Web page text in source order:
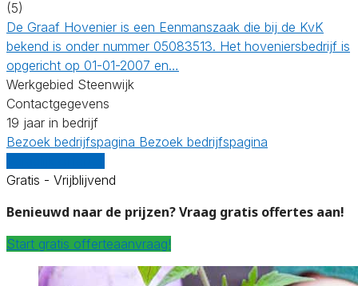
(5)
De Graaf Hovenier is een Eenmanszaak die bij de KvK
bekend is onder nummer 05083513. Het hoveniersbedrijf is
opgericht op 01-01-2007 en…
Werkgebied Steenwijk
Contactgegevens
19 jaar in bedrijf
Bezoek bedrijfspagina Bezoek bedrijfspagina
Gratis - Vrijblijvend
Benieuwd naar de prijzen? Vraag gratis offertes aan!
Start gratis offerteaanvraag!